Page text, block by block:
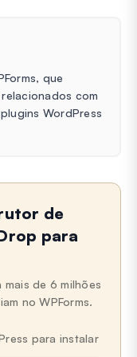
que
com
WordPress
de
para
de 6 milhões
no WPForms.
para instalar